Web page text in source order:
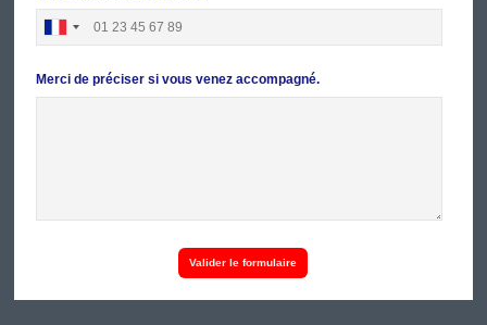
Merci de préciser si vous venez accompagné.
Valider le formulaire